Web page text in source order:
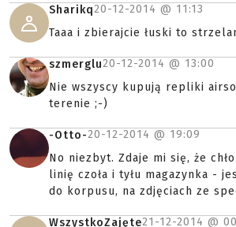
Sharikq20-12-2014 @ 11:13
Taaa i zbierajcie łuski to
szmerglu20-12-2014 @ 13:00
Nie wszyscy kupują repliki
terenie ;-)
-Otto-20-12-2014 @ 19:09
No niezbyt. Zdaje mi się, że
linię czoła i tyłu magazynka -
do korpusu, na zdjęciach ze
WszystkoZajęte21-12-2014 @